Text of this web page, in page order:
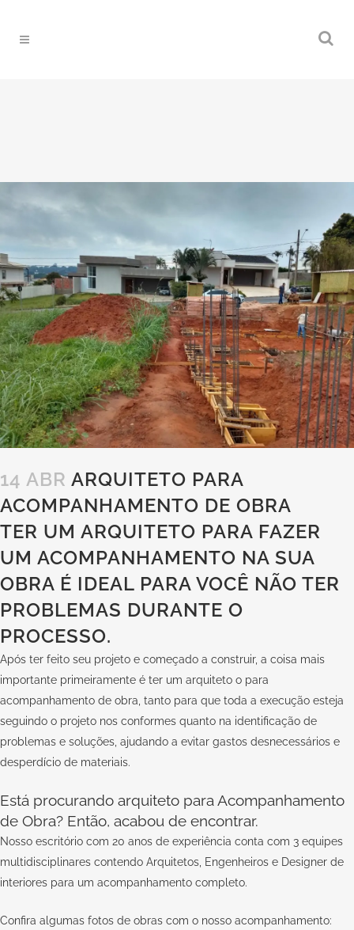
14 ABR ARQUITETO PARA
ACOMPANHAMENTO DE OBRA
TER UM ARQUITETO PARA FAZER
UM ACOMPANHAMENTO NA SUA
OBRA É IDEAL PARA VOCÊ NÃO TER
PROBLEMAS DURANTE O
PROCESSO.
Após ter feito seu projeto e começado a construir, a coisa mais
importante primeiramente é ter um arquiteto o para
acompanhamento de obra, tanto para que toda a execução esteja
seguindo o projeto nos conformes quanto na identificação de
problemas e soluções, ajudando a evitar gastos desnecessários e
desperdício de materiais.
Está procurando arquiteto para Acompanhamento
de Obra? Então, acabou de encontrar.
Nosso escritório com 20 anos de experiência conta com 3 equipes
multidisciplinares contendo Arquitetos, Engenheiros e Designer de
interiores para um acompanhamento completo.
Confira algumas fotos de obras com o nosso acompanhamento: